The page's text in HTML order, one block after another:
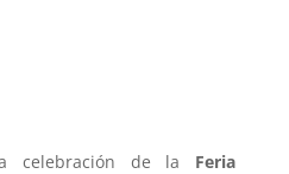
celebración de la Feria